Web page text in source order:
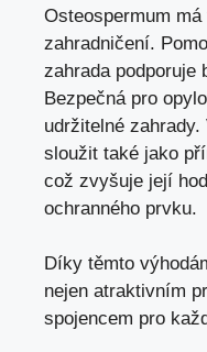
Osteospermum
zahradničení.
zahrada podporuje
Bezpečná pro
udržitelné
sloužit také jako
což zvyšuje její
ochranného prvku.
Díky těmto
nejen atraktivním
spojencem pro